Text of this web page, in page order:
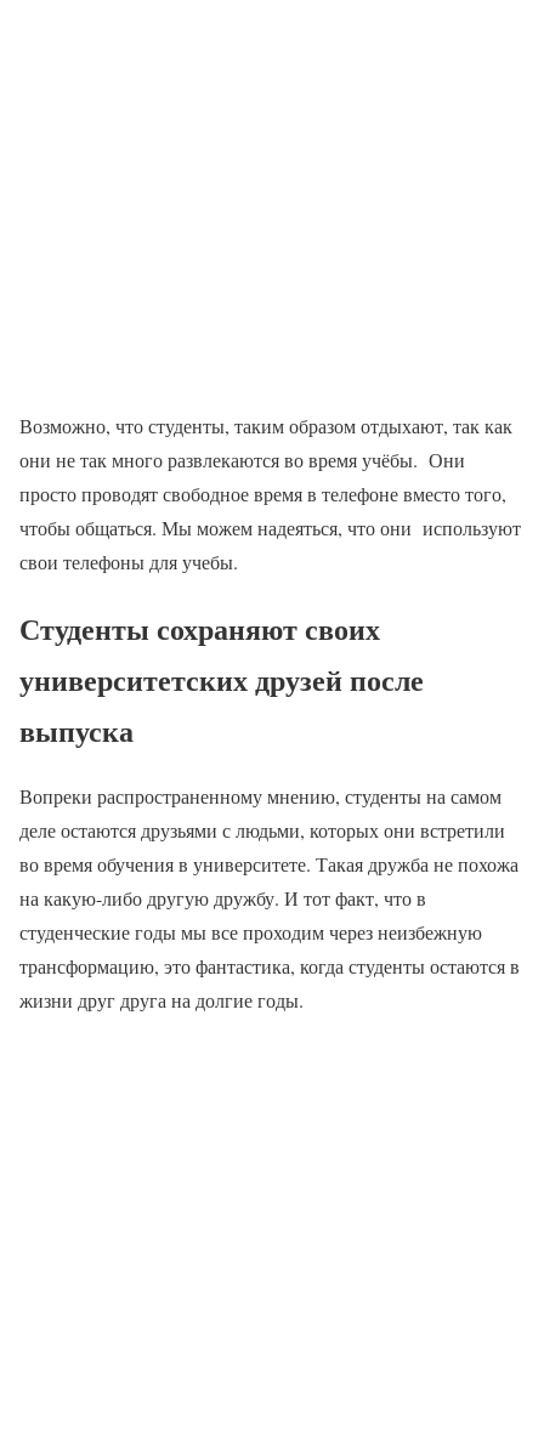
Возможно, что студенты, таким образом отдыхают, так как
они не так много развлекаются во время учёбы. Они
просто проводят свободное время в телефоне вместо того,
чтобы общаться. Мы можем надеяться, что они используют
свои телефоны для учебы.
Студенты сохраняют своих
университетских друзей после
выпуска
Вопреки распространенному мнению, студенты на самом
деле остаются друзьями с людьми, которых они встретили
во время обучения в университете. Такая дружба не похожа
на какую-либо другую дружбу. И тот факт, что в
студенческие годы мы все проходим через неизбежную
трансформацию, это фантастика, когда студенты остаются в
жизни друг друга на долгие годы.